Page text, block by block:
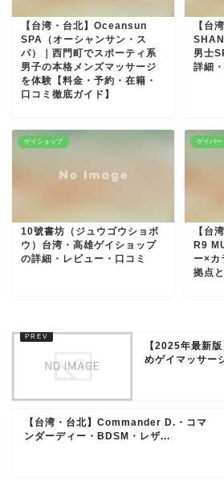
【台湾・台北】Oceansun
SPA（オーシャンサン・ス
パ）｜西門町でスポーティ系
男子の本格メンズマッサージ
を体験【料金・予約・在籍・
口コミ徹底ガイド】
【台
男士
詳細
ゲイショップ
10號書坊（ジュウゴウショボ
ウ）台湾・高雄ゲイショップ
の詳細・レビュー・口コミ
ゲイバー
【台
R9
ー×カ
拠点
【2025年最新
めゲイマッサー
【台湾・台北】Commander D.・コマ
ンダーディー・BDSM・レザ...